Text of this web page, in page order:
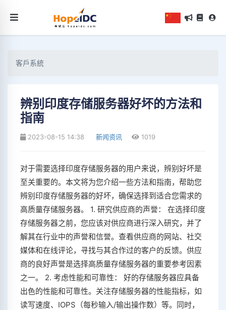
客戶系統
辨别印度存储服务器好坏的方法和
指南
2023-08-15 14:38 新闻资讯 1019
对于需要选择印度存储服务器的用户来说，辨别好坏是
至关重要的。本文将为您介绍一些方法和指南，帮助您
辨别印度存储服务器的好坏，确保选择到适合您需求的
高质量存储服务器。 1. 研究供应商的声誉： 在选择印度
存储服务器之前，您应该对供应商进行深入研究，并了
解其在行业中的声誉和信誉。查看供应商的网站、社交
媒体和在线评论，寻找与其合作过的客户的反馈。供应
商的良好声誉是选择高质量存储服务器的重要参考因素
之一。 2. 考虑性能和可靠性： 好的存储服务器应具备
出色的性能和可靠性。关注存储服务器的性能指标，如
读写速度、IOPS（每秒输入/输出操作数）等。同时，